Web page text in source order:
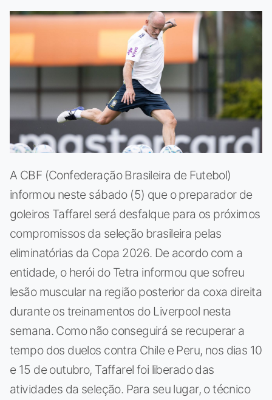
A CBF (Confederação Brasileira de Futebol)
informou neste sábado (5) que o preparador de
goleiros Taffarel será desfalque para os próximos
compromissos da seleção brasileira pelas
eliminatórias da Copa 2026. De acordo com a
entidade, o herói do Tetra informou que sofreu
lesão muscular na região posterior da coxa direita
durante os treinamentos do Liverpool nesta
semana. Como não conseguirá se recuperar a
tempo dos duelos contra Chile e Peru, nos dias 10
e 15 de outubro, Taffarel foi liberado das
atividades da seleção. Para seu lugar, o técnico